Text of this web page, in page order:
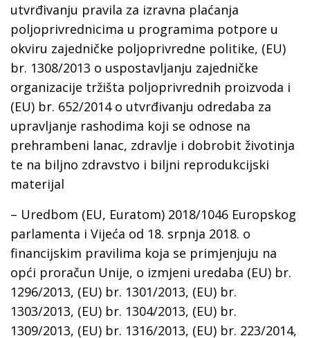
utvrđivanju pravila za izravna plaćanja
poljoprivrednicima u programima potpore u
okviru zajedničke poljoprivredne politike, (EU)
br. 1308/2013 o uspostavljanju zajedničke
organizacije tržišta poljoprivrednih proizvoda i
(EU) br. 652/2014 o utvrđivanju odredaba za
upravljanje rashodima koji se odnose na
prehrambeni lanac, zdravlje i dobrobit životinja
te na biljno zdravstvo i biljni reprodukcijski
materijal
– Uredbom (EU, Euratom) 2018/1046 Europskog
parlamenta i Vijeća od 18. srpnja 2018. o
financijskim pravilima koja se primjenjuju na
opći proračun Unije, o izmjeni uredaba (EU) br.
1296/2013, (EU) br. 1301/2013, (EU) br.
1303/2013, (EU) br. 1304/2013, (EU) br.
1309/2013, (EU) br. 1316/2013, (EU) br. 223/2014,